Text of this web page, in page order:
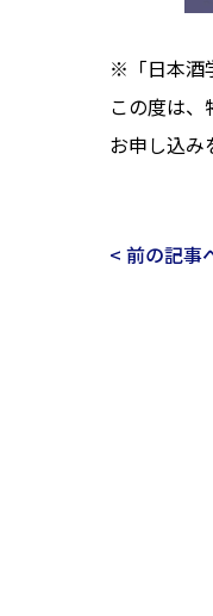
※「日本酒
この度は、
お申し込み
< 前の記事